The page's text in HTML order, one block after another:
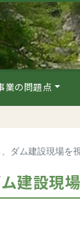
業の問題点
ダム建設現場を
建設現